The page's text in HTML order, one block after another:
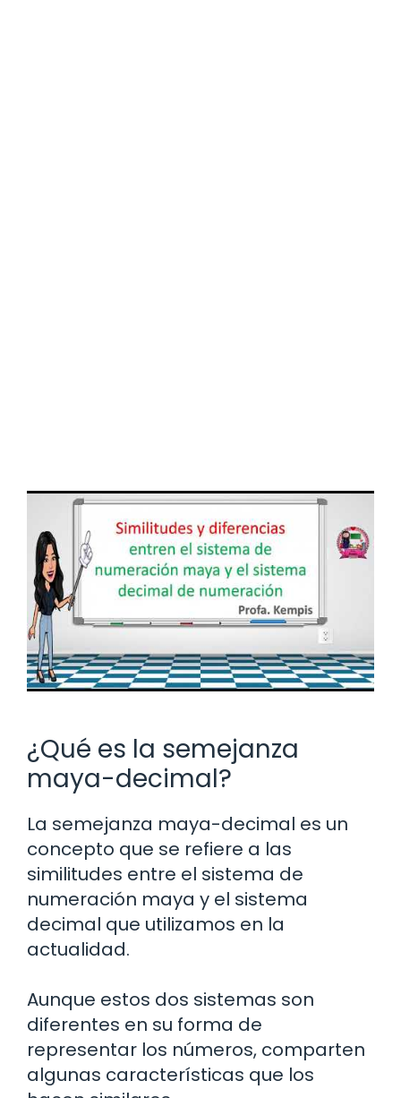
¿Qué es la semejanza
maya-decimal?
La semejanza maya-decimal es un
concepto que se refiere a las
similitudes entre el sistema de
numeración maya y el sistema
decimal que utilizamos en la
actualidad.
Aunque estos dos sistemas son
diferentes en su forma de
representar los números, comparten
algunas características que los